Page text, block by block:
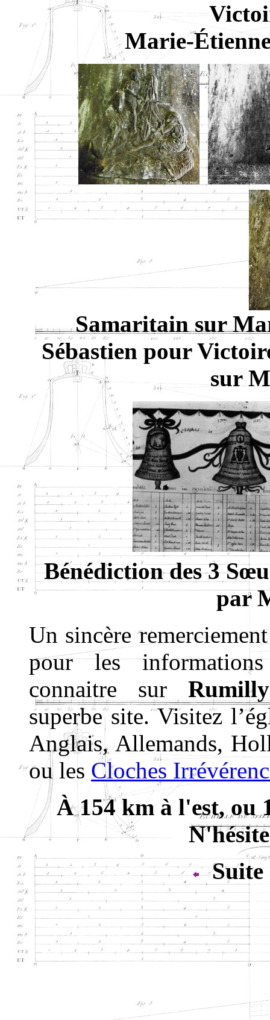
Victoire-
Marie-Étienne-
Samaritain sur
Sébastien pour
sur
Bénédiction des 3
par
Un sincère
pour les
connaitre sur
superbe site. Visitez
Anglais, Allemands,
ou les Cloches
À 154 km à l'est, ou
Suite